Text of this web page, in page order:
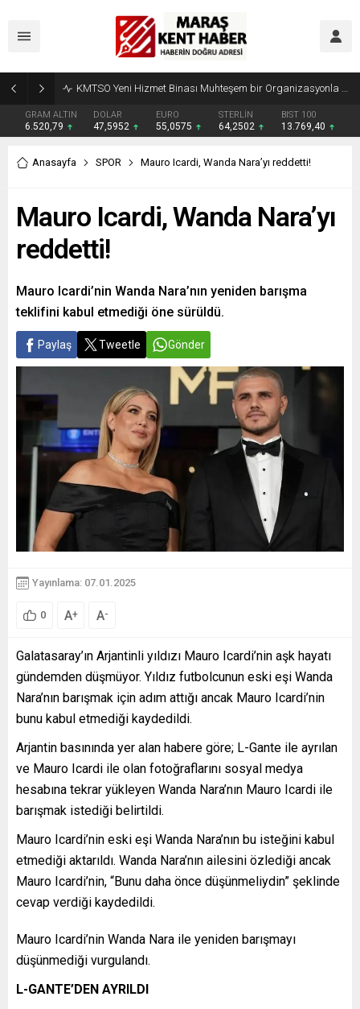
Madrigal, Perşembe Günü KAFUM’da Sahne Alacak
GRAM ALTIN
6.520,79
DOLAR
47,5952
EURO
55,0575
STERLİN
64,2502
BIST 100
13.769,40
Anasayfa SPOR Mauro Icardi, Wanda Nara’yı reddetti!
Mauro Icardi, Wanda Nara’yı
reddetti!
Mauro Icardi’nin Wanda Nara’nın yeniden barışma
teklifini kabul etmediği öne sürüldü.
Paylaş Tweetle Gönder
Yayınlama: 07.01.2025
0 A+ A-
Galatasaray’ın Arjantinli yıldızı Mauro Icardi’nin aşk hayatı
gündemden düşmüyor. Yıldız futbolcunun eski eşi Wanda
Nara’nın barışmak için adım attığı ancak Mauro Icardi’nin
bunu kabul etmediği kaydedildi.
Arjantin basınında yer alan habere göre; L-Gante ile ayrılan
ve Mauro Icardi ile olan fotoğraflarını sosyal medya
hesabına tekrar yükleyen Wanda Nara’nın Mauro Icardi ile
barışmak istediği belirtildi.
Mauro Icardi’nin eski eşi Wanda Nara’nın bu isteğini kabul
etmediği aktarıldı. Wanda Nara’nın ailesini özlediği ancak
Mauro Icardi’nin, “Bunu daha önce düşünmeliydin” şeklinde
cevap verdiği kaydedildi.
Mauro Icardi’nin Wanda Nara ile yeniden barışmayı
düşünmediği vurgulandı.
L-GANTE’DEN AYRILDI